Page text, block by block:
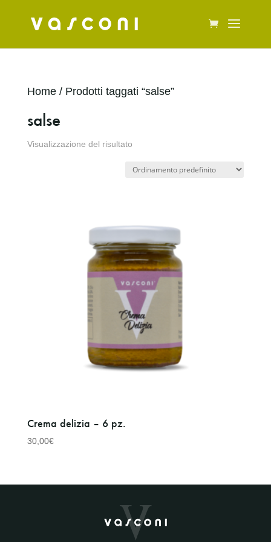
Home/ Prodotti taggati “salse”
salse
Visualizzazione del risultato
Crema delizia – 6 pz.
30,00€